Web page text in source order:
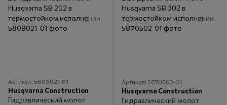
Артикул: 5809021‑01
Husqvarna Construction
Гидравлический молот
Артикул: 5870502‑01
Husqvarna Construction
Гидравлический молот